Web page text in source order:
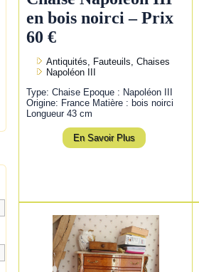
en bois noirci – Prix
60 €
Antiquités, Fauteuils, Chaises
Napoléon III
Type: Chaise Epoque : Napoléon III
Origine: France Matière : bois noirci
Longueur 43 cm
En Savoir Plus